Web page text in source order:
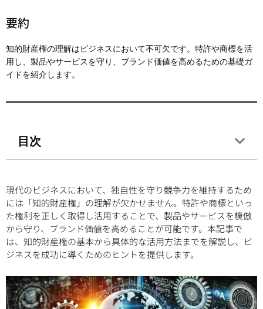
要約
知的財産権の理解はビジネスにおいて不可欠です。特許や商標を活
用し、製品やサービスを守り、ブランド価値を高めるための基礎ガ
イドを紹介します。
目次
現代のビジネスにおいて、独自性を守り競争力を維持するため
には「知的財産権」の理解が欠かせません。特許や商標といっ
た権利を正しく取得し活用することで、製品やサービスを模倣
から守り、ブランド価値を高めることが可能です。本記事で
は、知的財産権の基本から具体的な活用方法までを解説し、ビ
ジネスを成功に導くためのヒントを提供します。